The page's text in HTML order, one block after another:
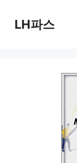
LH파스